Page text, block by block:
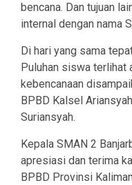
bencana. Dan tujuan
internal dengan nama
Di hari yang sama
Puluhan siswa
kebencanaan
BPBD Kalsel
Suriansyah.
Kepala SMAN 2
apresiasi dan terima
BPBD Provinsi